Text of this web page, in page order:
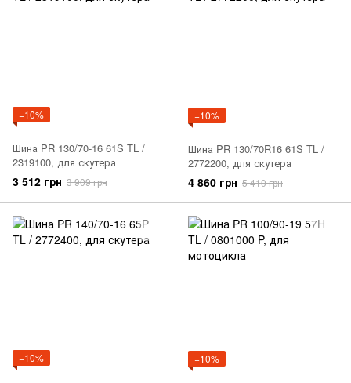
−10%
Шина PR 130/70-16 61S TL /
2319100, для скутера
3 512 грн 3 909 грн
−10%
Шина PR 130/70R16 61S TL /
2772200, для скутера
4 860 грн 5 410 грн
−10% −10%